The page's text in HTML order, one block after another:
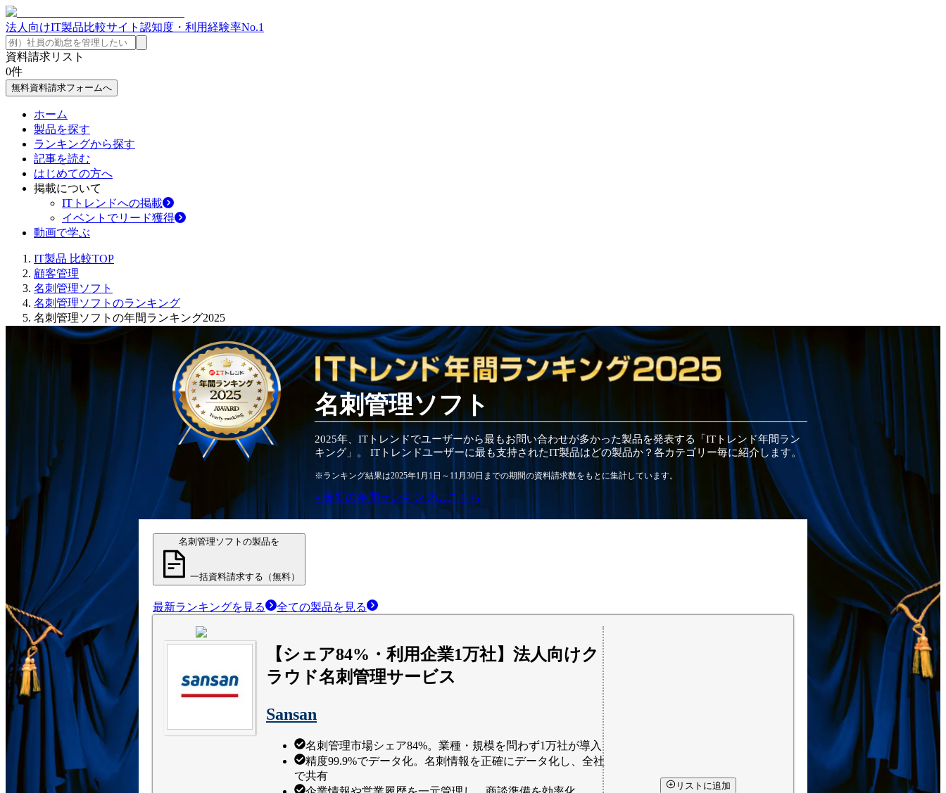
法人向けIT製品比較サイト 認知度・利用経験率No.1
資料請求リスト
0件
無料資料請求フォームへ
ホーム
製品を探す
ランキングから探す
記事を読む
はじめての方へ
掲載について
ITトレンドへの掲載
イベントでリード獲得
動画で学ぶ
IT製品 比較TOP
顧客管理
名刺管理ソフト
名刺管理ソフトのランキング
名刺管理ソフトの年間ランキング2025
名刺管理ソフト
2025年、ITトレンドでユーザーから最もお問い合わせが多かった製品を発表する「ITトレンド年間ラン
キング」。 ITトレンドユーザーに最も支持されたIT製品はどの製品か？各カテゴリー毎に紹介します。
※ランキング結果は2025年1月1日～ 11月30日 までの期間の資料請求数をもとに集計しています。
» 最新の年間ランキングはこちら
名刺管理ソフトの製品を
一括資料請求する（無料）
最新ランキングを見る 全ての製品を見る
【シェア84%・利用企業1万社】法人向けク
ラウド名刺管理サービス
Sansan
名刺管理市場シェア84%。業種・規模を問わず1万社が導入
精度99.9%でデータ化。名刺情報を正確にデータ化し、全社
で共有
リストに追加